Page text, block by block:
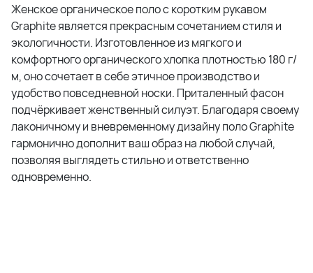
Женское органическое поло с коротким рукавом
Graphite является прекрасным сочетанием стиля и
экологичности. Изготовленное из мягкого и
комфортного органического хлопка плотностью 180 г/
м, оно сочетает в себе этичное производство и
удобство повседневной носки. Приталенный фасон
подчёркивает женственный силуэт. Благодаря своему
лаконичному и вневременному дизайну поло Graphite
гармонично дополнит ваш образ на любой случай,
позволяя выглядеть стильно и ответственно
одновременно.